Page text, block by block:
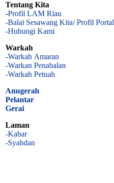
Tentang Kita
-Profil LAM Riau
-Balai Sesawang Kita/ Profil Portal
-Hubungi Kami
Warkah
-Warkah Amaran
-Warkan Penabalan
-Warkah Petuah
Anugerah
Pelantar
Gerai
Laman
-Kabar
-Syahdan